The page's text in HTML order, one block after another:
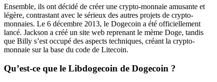
Ensemble, ils ont décidé de créer une crypto-monnaie amusante et
légère, contrastant avec le sérieux des autres projets de crypto-
monnaies. Le 6 décembre 2013, le Dogecoin a été officiellement
lancé. Jackson a créé un site web reprenant le mème Doge, tandis
que Billy s’est occupé des aspects techniques, créant la crypto-
monnaie sur la base du code de Litecoin.
Qu’est-ce que le Libdogecoin de Dogecoin ?